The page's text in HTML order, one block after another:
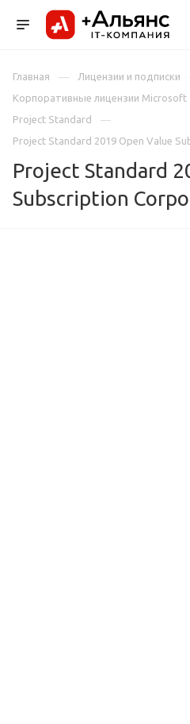
Главная
Лицензии и подписки
Корпоративные лицензии Microsoft
Project Standard
Project Standard 2019 Open Value
Project Standard
Subscription